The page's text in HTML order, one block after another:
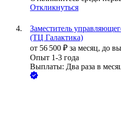
Откликнуться
Заместитель
(ТЦ Галактика)
от 56 500 ₽ за месяц, до
Опыт 1-3 года
Выплаты: Два раза в